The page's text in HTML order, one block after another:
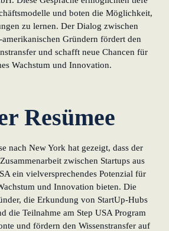
und boten die Möglichkeit,
zu lernen. Der Dialog zwischen
Gründern fördert den
und schafft neue Chancen für
Wachstum und Innovation.
Resümee
nach New York hat gezeigt, dass der
zwischen Startups aus
ein vielversprechendes Potenzial für
und Innovation bieten. Die
die Erkundung von StartUp-Hubs
die Teilnahme am Step USA Program
und fördern den Wissenstransfer auf